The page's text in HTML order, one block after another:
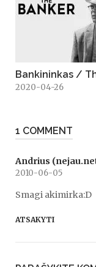
Bankininkas /
2020-04-26
1 COMMENT
Andrius
2010-06-05
Smagi akimirka:D
ATSAKYTI